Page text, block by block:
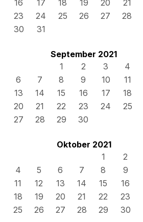
16
17 18 19 20 21
23
24 25 26 27 28
30
31
September 2021
1
2 3 4
6
7 8 9 10 11
13
14 15 16 17 18
20
21 22 23 24 25
27
28 29 30
Oktober 2021
1
2
4
5 6 7 8 9
11
12 13 14 15 16
18
19 20 21 22 23
25
26 27 28 29 30